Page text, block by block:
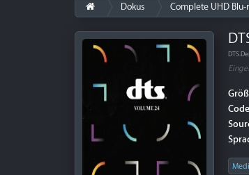
Dokus Complete UHD Blu-